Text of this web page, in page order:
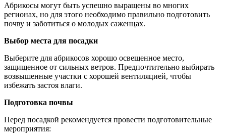
Абрикосы могут быть успешно выращены во многих
регионах, но для этого необходимо правильно подготовить
почву и заботиться о молодых саженцах.
Выбор места для посадки
Выберите для абрикосов хорошо освещенное место,
защищенное от сильных ветров. Предпочтительно выбирать
возвышенные участки с хорошей вентиляцией, чтобы
избежать застоя влаги.
Подготовка почвы
Перед посадкой рекомендуется провести подготовительные
мероприятия: